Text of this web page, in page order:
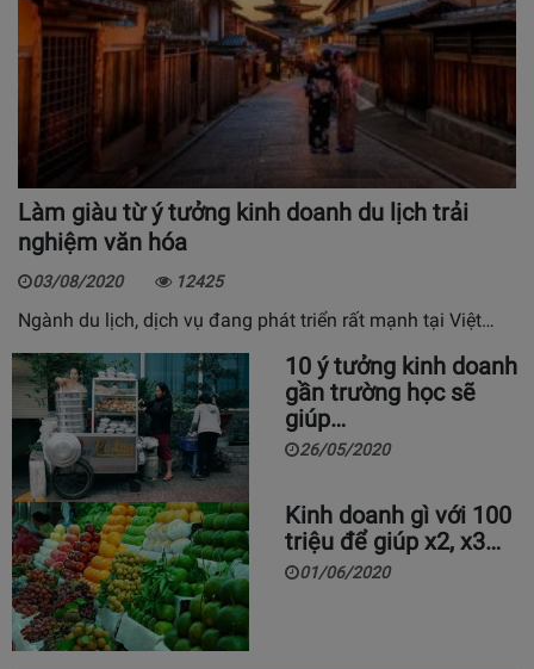
Làm giàu từ ý tưởng kinh doanh du lịch trải
nghiệm văn hóa
03/08/2020 12425
Ngành du lịch, dịch vụ đang phát triển rất mạnh tại Việt…
10 ý tưởng kinh doanh
gần trường học sẽ
giúp…
26/05/2020
Kinh doanh gì với 100
triệu để giúp x2, x3…
01/06/2020